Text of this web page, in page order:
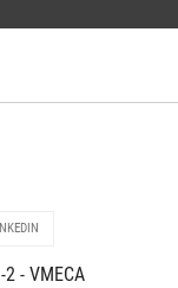
2 - VMECA